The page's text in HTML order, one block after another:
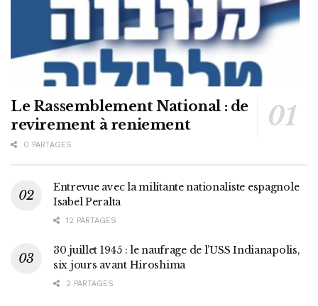
Le Rassemblement National : de
revirement à reniement
0 PARTAGES
Entrevue avec la militante nationaliste espagnole
Isabel Peralta
12 PARTAGES
30 juillet 1945 : le naufrage de l’USS Indianapolis,
six jours avant Hiroshima
2 PARTAGES